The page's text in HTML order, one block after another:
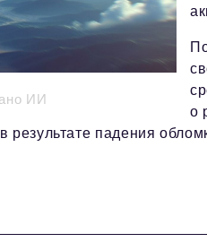
ИИ
о
результате падения